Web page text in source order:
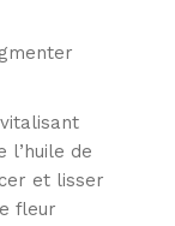
l’huile de
et lisser
fleur